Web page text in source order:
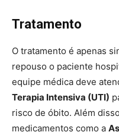
Tratamento
O tratamento é apenas
repouso o paciente
equipe médica deve
Terapia Intensiva (UTI)
risco de óbito. Além
medicamentos como a